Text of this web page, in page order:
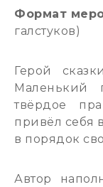
Формат
галстуков)
Герой
Маленький
твёрдое
привёл себя
в порядок
Автор